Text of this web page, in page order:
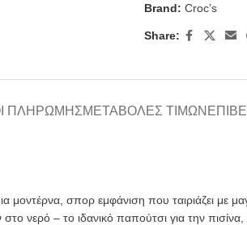
Brand: Croc’s
Share:
ΠΛΗΡΩΜΉΣΜΕΤΑΒΟΛΈΣ ΤΙΜΏΝ
μοντέρνα, σπορ εμφάνιση που ταιριάζει με
στο νερό – το ιδανικό παπούτσι για την